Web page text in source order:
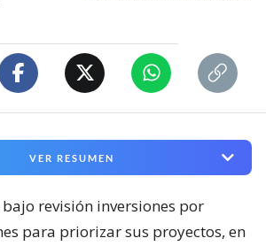
VER RESUMEN
revisión inversiones por
para priorizar sus proyectos, en